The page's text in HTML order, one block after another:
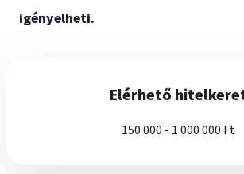
igényelheti.
Elérhető
150 000 - 1 000 000 Ft